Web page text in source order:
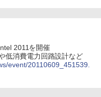
2011を開催
低消費電力回路設計など
event/20110609_451539.